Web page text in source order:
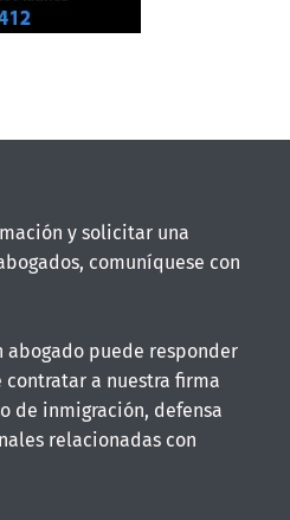
y solicitar una
comuníquese con
abogado puede responder
contratar a nuestra firma
de inmigración, defensa
relacionadas con